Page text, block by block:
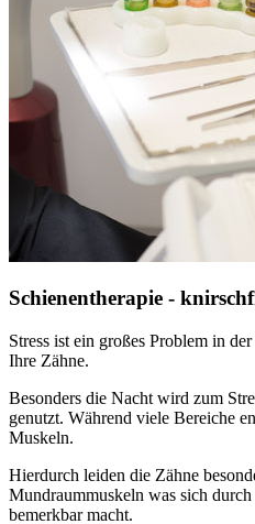
Schienentherapie -
Stress ist ein großes Problem in
Ihre Zähne.
Besonders die Nacht wird zum
genutzt. Während viele Bereiche
Muskeln.
Hierdurch leiden die Zähne
Mundraummuskeln was sich
bemerkbar macht.